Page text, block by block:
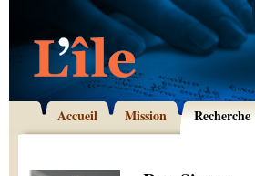
Accueil Mission Recherche